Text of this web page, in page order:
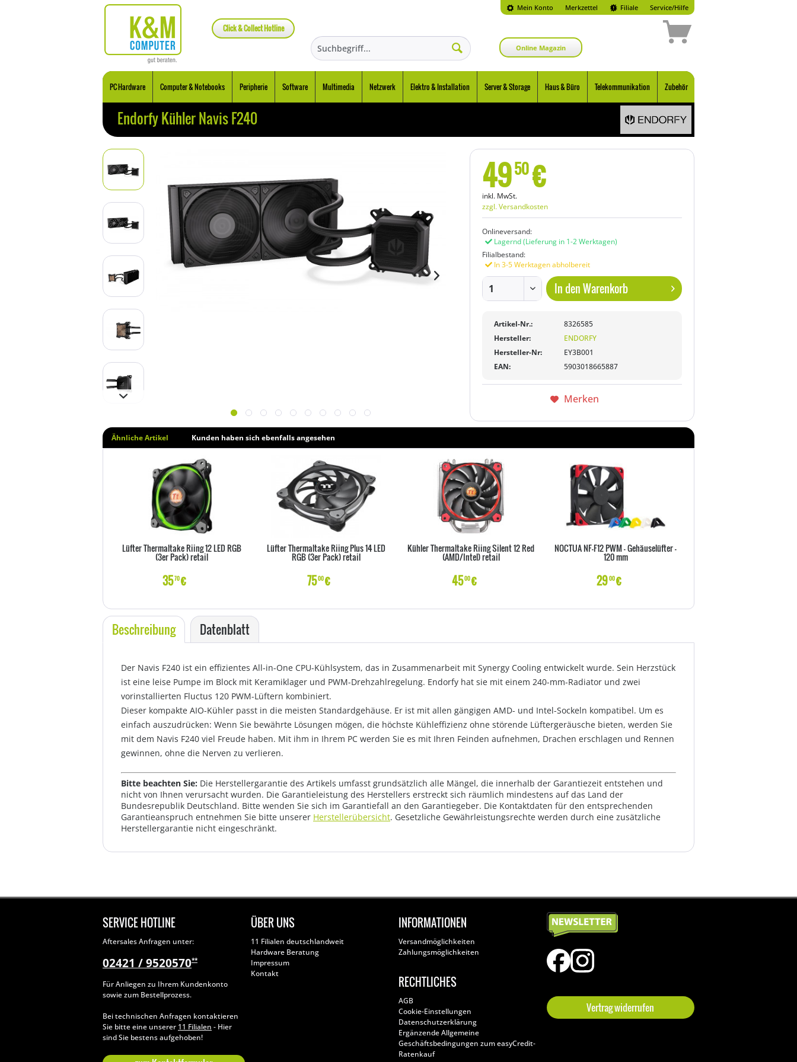
Mein Konto Merkzettel
Click & Collect Hotline
Filiale Service/Hilfe
Online Magazin
PC Hardware Computer & Notebooks Peripherie Software Multimedia Netzwerk Elektro & Installation Server & Storage Haus & Büro Telekommunikation Zubehör
Endorfy Kühler Navis F240
4950€
inkl. MwSt.
zzgl. Versandkosten
Onlineversand:
Lagernd(Lieferung in 1-2 Werktagen)
Filialbestand:
In 3-5 Werktagen abholbereit
In denWarenkorb
Artikel-Nr.:
8326585
Hersteller:
ENDORFY
Hersteller-Nr:
EY3B001
EAN:
5903018665887
Merken
Ähnliche Artikel Kunden haben sich ebenfalls angesehen
Lüfter Thermaltake Riing 12 LED RGB
(3er Pack) retail
3570€
Lüfter Thermaltake Riing Plus 14 LED
RGB (3er Pack) retail
7500€
Kühler Thermaltake Riing Silent 12 Red
(AMD/Intel) retail
4500€
NOCTUA NF-F12 PWM - Gehäuselüfter -
120 mm
2900€
Beschreibung Datenblatt
Der Navis F240 ist ein effizientes All-in-One CPU-Kühlsystem, das in Zusammenarbeit mit Synergy Cooling entwickelt wurde. Sein Herzstück
ist eine leise Pumpe im Block mit Keramiklager und PWM-Drehzahlregelung. Endorfy hat sie mit einem 240-mm-Radiator und zwei
vorinstallierten Fluctus 120 PWM-Lüftern kombiniert.
Dieser kompakte AIO-Kühler passt in die meisten Standardgehäuse. Er ist mit allen gängigen AMD- und Intel-Sockeln kompatibel. Um es
einfach auszudrücken: Wenn Sie bewährte Lösungen mögen, die höchste Kühleffizienz ohne störende Lüftergeräusche bieten, werden Sie
mit dem Navis F240 viel Freude haben. Mit ihm in Ihrem PC werden Sie es mit Ihren Feinden aufnehmen, Drachen erschlagen und Rennen
gewinnen, ohne die Nerven zu verlieren.
Bitte beachten Sie: Die Herstellergarantie des Artikels umfasst grundsätzlich alle Mängel, die innerhalb der Garantiezeit entstehen und
nicht von Ihnen verursacht wurden. Die Garantieleistung des Herstellers erstreckt sich räumlich mindestens auf das Land der
Bundesrepublik Deutschland. Bitte wenden Sie sich im Garantiefall an den Garantiegeber. Die Kontaktdaten für den entsprechenden
Garantieanspruch entnehmen Sie bitte unserer Herstellerübersicht. Gesetzliche Gewährleistungsrechte werden durch eine zusätzliche
Herstellergarantie nicht eingeschränkt.
SERVICE HOTLINE
Aftersales Anfragen unter:
02421 / 9520570**
Für Anliegen zu Ihrem Kundenkonto
sowie zum Bestellprozess.
Bei technischen Anfragen kontaktieren
Sie bitte eine unserer 11 Filialen - Hier
sind Sie bestens aufgehoben!
ÜBER UNS
11 Filialen deutschlandweit
Hardware Beratung
Impressum
Kontakt
INFORMATIONEN
Versandmöglichkeiten
Zahlungsmöglichkeiten
RECHTLICHES
AGB
Cookie-Einstellungen
Datenschutzerklärung
Ergänzende Allgemeine
Geschäftsbedingungen zum easyCredit-
Ratenkauf
Vertrag widerrufen